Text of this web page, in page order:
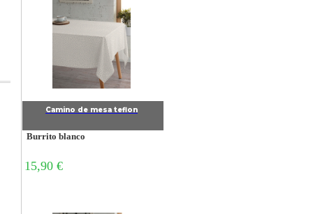
Camino de mesa teflon
Burrito blanco
15,90 €